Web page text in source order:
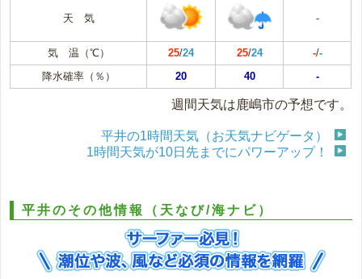
天 気 -
気 温（℃） 25/24 25/24 -/-
降水確率（％）
20 40 -
週間天気は鹿嶋市の予想です。
平井の1時間天気（お天気ナビゲータ）
1時間天気が10日先までにパワーアップ！
平井のその他情報（天なび/海ナビ）